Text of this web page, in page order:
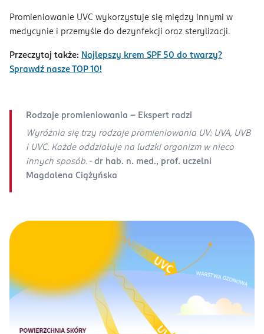
Promieniowanie UVC wykorzystuje się między innymi w
medycynie i przemyśle do dezynfekcji oraz sterylizacji.
Przeczytaj także: Najlepszy krem SPF 50 do twarzy?
Sprawdź nasze TOP 10!
Rodzaje promieniowania - Ekspert radzi
Wyróżnia się trzy rodzaje promieniowania UV: UVA, UVB
i UVC. Każde oddziałuje na ludzki organizm w nieco
innych sposób. - dr hab. n. med., prof. uczelni
Magdalena Ciążyńska